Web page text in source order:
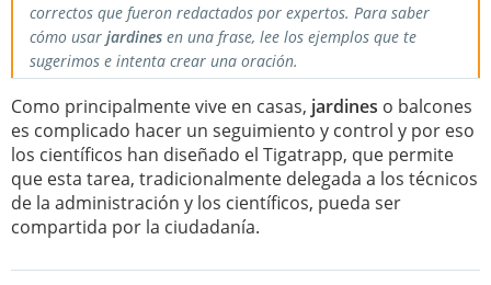
correctos que fueron redactados por expertos. Para saber
cómo usar jardines en una frase, lee los ejemplos que te
sugerimos e intenta crear una oración.
Como principalmente vive en casas, jardines o balcones
es complicado hacer un seguimiento y control y por eso
los científicos han diseñado el Tigatrapp, que permite
que esta tarea, tradicionalmente delegada a los técnicos
de la administración y los científicos, pueda ser
compartida por la ciudadanía.